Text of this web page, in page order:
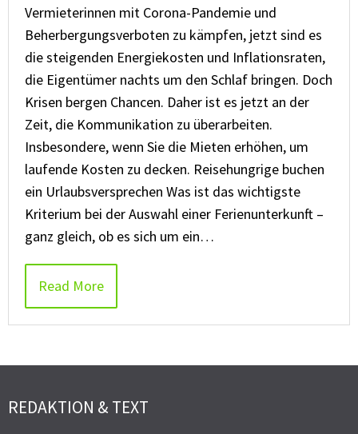
Vermieterinnen mit Corona-Pandemie und
Beherbergungsverboten zu kämpfen, jetzt sind es
die steigenden Energiekosten und Inflationsraten,
die Eigentümer nachts um den Schlaf bringen. Doch
Krisen bergen Chancen. Daher ist es jetzt an der
Zeit, die Kommunikation zu überarbeiten.
Insbesondere, wenn Sie die Mieten erhöhen, um
laufende Kosten zu decken. Reisehungrige buchen
ein Urlaubsversprechen Was ist das wichtigste
Kriterium bei der Auswahl einer Ferienunterkunft –
ganz gleich, ob es sich um ein…
Read More
REDAKTION & TEXT